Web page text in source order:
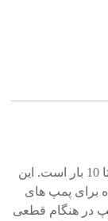
کلید اتوماتیک دیجیتال پمپ آب با فشار کاری 1 تا 10 بار است. این
برای پمپ های
در هنگام قطعی